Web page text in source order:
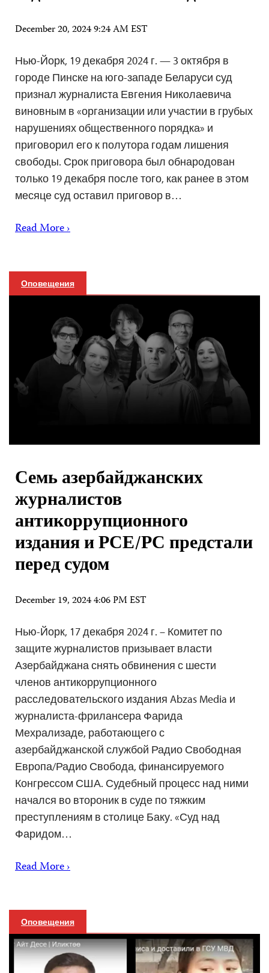
December 20, 2024 9:24 AM EST
Нью-Йорк, 19 декабря 2024 г. — 3 октября в
городе Пинске на юго-западе Беларуси суд
признал журналиста Евгения Николаевича
виновным в «организации или участии в грубых
нарушениях общественного порядка» и
приговорил его к полутора годам лишения
свободы. Срок приговора был обнародован
только 19 декабря после того, как ранее в этом
месяце суд оставил приговор в…
Read More ›
Оповещения
Семь азербайджанских
журналистов
антикоррупционного
издания и РСЕ/РС предстали
перед судом
December 19, 2024 4:06 PM EST
Нью-Йорк, 17 декабря 2024 г. – Комитет по
защите журналистов призывает власти
Азербайджана снять обвинения с шести
членов антикоррупционного
расследовательского издания Abzas Media и
журналиста-фрилансера Фарида
Мехрализаде, работающего с
азербайджанской службой Радио Свободная
Европа/Радио Свобода, финансируемого
Конгрессом США. Судебный процесс над ними
начался во второник в суде по тяжким
преступлениям в столице Баку. «Суд над
Фаридом…
Read More ›
Оповещения